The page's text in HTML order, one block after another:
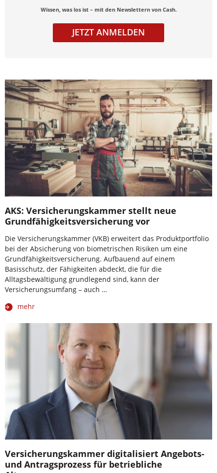
Wissen, was los ist – mit den Newslettern von Cash.
JETZT ANMELDEN
Versicherungskammer digitalisiert Angebots-
und Antragsprozess für betriebliche
AKS: Versicherungskammer stellt neue
Grundfähigkeitsversicherung vor
Die Versicherungskammer (VKB) erweitert das Produktportfolio
bei der Absicherung von biometrischen Risiken um eine
Grundfähigkeitsversicherung. Aufbauend auf einem
Basisschutz, der Fähigkeiten abdeckt, die für die
Alltagsbewältigung grundlegend sind, kann der
Versicherungsumfang – auch …
mehr